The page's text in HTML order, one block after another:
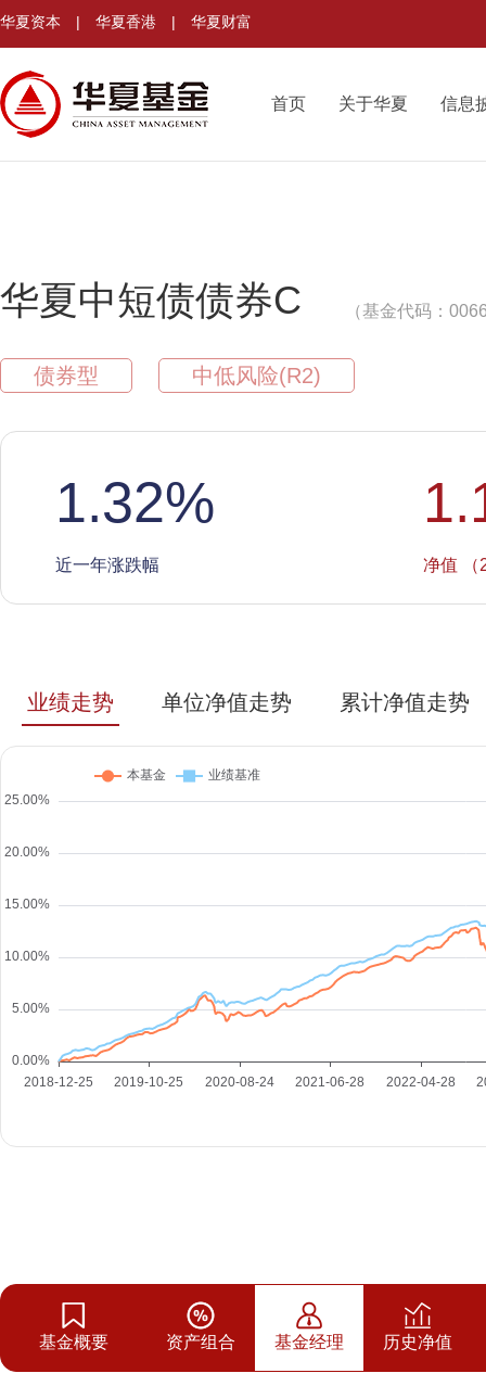
华夏资本 | 华夏香港 | 华夏财富
首页 关于华夏 信息
华夏中短债债券C （基金代码：
债券型 中低风险(R2)
1.32%
近一年涨跌幅 净值 （
业绩走势 单位净值走势 累计净值走势
基金概要 资产组合 基金经理 历史净值